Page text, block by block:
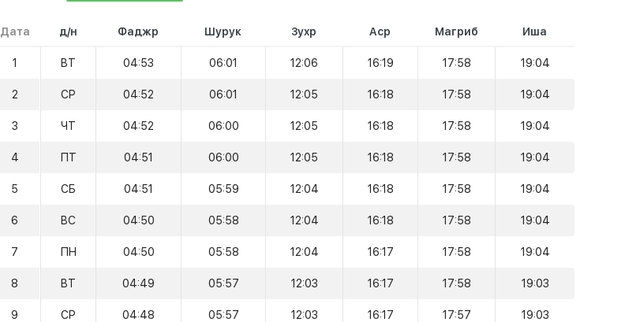
Дата д/н Фаджр Шурук Зухр Аср Магриб Иша
1 ВТ 04:53 06:01 12:06 16:19 17:58 19:04
2 СР 04:52 06:01 12:05 16:18 17:58 19:04
3 ЧТ 04:52 06:00 12:05 16:18 17:58 19:04
4 ПТ 04:51 06:00 12:05 16:18 17:58 19:04
5 СБ 04:51 05:59 12:04 16:18 17:58 19:04
6 ВС 04:50 05:58 12:04 16:18 17:58 19:04
7 ПН 04:50 05:58 12:04 16:17 17:58 19:04
8 ВТ 04:49 05:57 12:03 16:17 17:58 19:03
9 СР 04:48 05:57 12:03 16:17 17:57 19:03